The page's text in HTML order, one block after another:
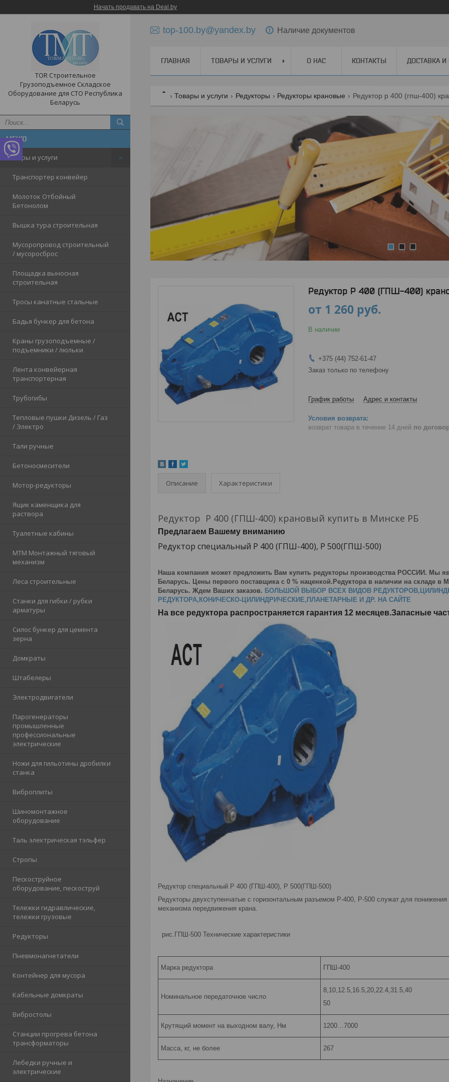
Начать продавать на Deal.by
TOR Строительное
Грузоподъемное Складское
Оборудование для СТО Республика
Беларусь
Товары и услуги
Транспортер конвейер
Молоток Отбойный
Бетонолом
Вышка тура строительная
Мусоропровод строительный
/ мусоросброс
Площадка выносная
строительная
Тросы канатные стальные
Бадья бункер для бетона
Краны грузоподъемные /
подъемники / люльки
Лента конвейерная
транспортерная
Трубогибы
Тепловые пушки Дизель / Газ
/ Электро
Тали ручные
Бетоносмесители
Мотор-редукторы
Ящик каменщика для
раствора
Туалетные кабины
МТМ Монтажный тяговый
механизм
Леса строительные
Станки для гибки / рубки
арматуры
Силос бункер для цемента
зерна
Домкраты
Штабелеры
Электродвигатели
Парогенераторы
промышленные
профессиональные
электрические
Ножи для гильотины дробилки
станка
Виброплиты
Шиномонтажное
оборудование
Таль электрическая тэльфер
Стропы
Пескоструйное
оборудование, пескоструй
Тележки гидравлические,
тележки грузовые
Редукторы
Пневмонагнетатели
Контейнер для мусора
Кабельные домкраты
Вибростолы
Станции прогрева бетона
трансформаторы
Лебедки ручные и
электрические
top-100.by@yandex.by Наличие документов
ГЛАВНАЯ ТОВАРЫ И УСЛУГИ О НАС КОНТАКТЫ ДОСТАВКА И
Товары и услуги Редукторы Редукторы крановые Редуктор р 400 (гпш-400)
Редуктор Р 400 (ГПШ-400)
от 1 260 руб.
В наличии
+375 (44) 752-61-47
Заказ только по телефону
График работы Адрес и контакты
возврат товара в течение 14 дней по
Описание Характеристики
Редуктор Р 400 (ГПШ-400) крановый купить в Минске РБ
Предлагаем Вашему вниманию
Редуктор специальный Р 400 (ГПШ-400), Р 500(ГПШ-500)
Наша компания может предложить Вам купить редукторы производства РОССИИ. Мы
Беларусь. Цены первого поставщика с 0 % наценкой.Редуктора в наличии на складе в
Беларусь. Ждем Ваших заказов. БОЛЬШОЙ ВЫБОР ВСЕХ ВИДОВ
РЕДУКТОРА,КОНИЧЕСКО-ЦИЛИНДРИЧЕСКИЕ,ПЛАНЕТАРНЫЕ И ДР. НА САЙТЕ
На все редуктора распространяется гарантия 12 месяцев.Запасные
Редуктор специальный Р 400 (ГПШ-400), Р 500(ГПШ-500)
Редукторы двухступенчатые с горизонтальным разъемом Р-400, Р-500 служат для
механизма передвижения крана.
рис.ГПШ-500 Технические характеристики
Марка редуктора ГПШ-400
Номинальное передаточное число
8,10,12.5,16.5,20,22.4,31.5,40
50
Крутящий момент на выходном валу, Нм 1200…7000
Масса, кг, не более 267